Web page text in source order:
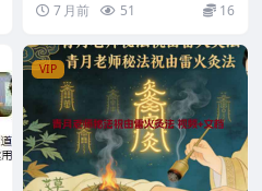
7 月前 51 16
VIP